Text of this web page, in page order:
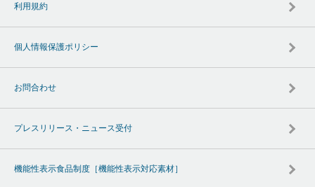
利用規約
個人情報保護ポリシー
お問合わせ
プレスリリース・ニュース受付
機能性表示食品制度［機能性表示対応素材］